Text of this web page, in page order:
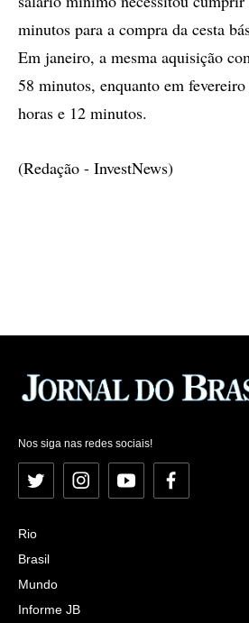
minutos para a compra da cesta
Em janeiro, a mesma aquisição
58 minutos, enquanto em
horas e 12 minutos.
(Redação - InvestNews)
Nos siga nas redes sociais!
Twitter InstagramYouTubeFacebook
Rio
Brasil
Mundo
Informe JB